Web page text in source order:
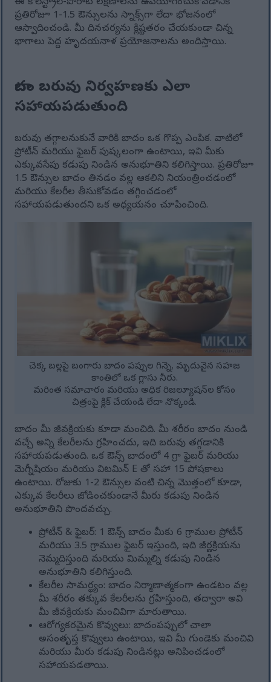
ప్రతిరోజూ 1-1.5 ఔన్సులను స్నాక్స్‌గా లేదా భోజనంలో
ఆస్వాదించండి. మీ దినచర్యను క్లిష్టతరం చేయకుండా చిన్న
భాగాలు పెద్ద హృదయనాళ ప్రయోజనాలను అందిస్తాయి.
బాదం బరువు నిర్వహణకు ఎలా
సహాయపడుతుంది
బరువు తగ్గాలనుకునే వారికి బాదం ఒక గొప్ప ఎంపిక. వాటిలో
ప్రోటీన్ మరియు ఫైబర్ పుష్కలంగా ఉంటాయి, ఇవి మీకు
ఎక్కువసేపు కడుపు నిండిన అనుభూతిని కలిగిస్తాయి. ప్రతిరోజూ
1.5 ఔన్సుల బాదం తినడం వల్ల ఆకలిని నియంత్రించడంలో
మరియు కేలరీల తీసుకోవడం తగ్గించడంలో
సహాయపడుతుందని ఒక అధ్యయనం చూపించింది.
చెక్క బల్లపై బంగారు బాదం పప్పుల గిన్నె, మృదువైన సహజ
కాంతిలో ఒక గ్లాసు నీరు.
మరింత సమాచారం మరియు అధిక రిజల్యూషన్‌ల కోసం
చిత్రంపై క్లిక్ చేయండి లేదా నొక్కండి.
బాదం మీ జీవక్రియకు కూడా మంచిది. మీ శరీరం బాదం నుండి
వచ్చే అన్ని కేలరీలను గ్రహించదు, ఇది బరువు తగ్గడానికి
సహాయపడుతుంది. ఒక ఔన్స్ బాదంలో 4 గ్రా ఫైబర్ మరియు
మెగ్నీషియం మరియు విటమిన్ E తో సహా 15 పోషకాలు
ఉంటాయి. రోజుకు 1-2 ఔన్సుల వంటి చిన్న మొత్తంలో కూడా,
ఎక్కువ కేలరీలు జోడించకుండానే మీరు కడుపు నిండిన
అనుభూతిని పొందవచ్చు.
ప్రోటీన్ & ఫైబర్: 1 ఔన్స్ బాదం మీకు 6 గ్రాముల ప్రోటీన్
మరియు 3.5 గ్రాముల ఫైబర్ ఇస్తుంది, ఇది జీర్ణక్రియను
నెమ్మదిస్తుంది మరియు మిమ్మల్ని కడుపు నిండిన
అనుభూతిని కలిగిస్తుంది.
కేలరీల సామర్థ్యం: బాదం నిర్మాణాత్మకంగా ఉండటం వల్ల
మీ శరీరం తక్కువ కేలరీలను గ్రహిస్తుంది, తద్వారా అవి
మీ జీవక్రియకు మంచివిగా మారుతాయి.
ఆరోగ్యకరమైన కొవ్వులు: బాదంపప్పులో చాలా
అసంతృప్త కొవ్వులు ఉంటాయి, ఇవి మీ గుండెకు మంచివి
మరియు మీరు కడుపు నిండినట్లు అనిపించడంలో
సహాయపడతాయి.